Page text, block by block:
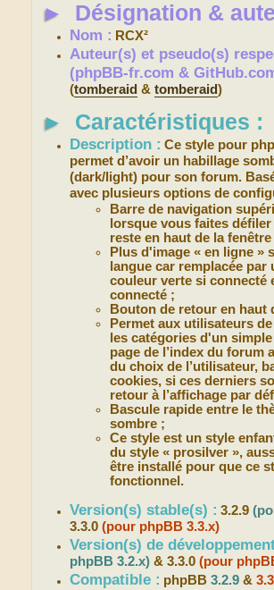
► Désignation &
Nom : RCX²
Auteur(s) et pseudo(s)
(phpBB-fr.com &
(tomberaid &tomberaid)
► Caractéristiques :
Description : Ce style pour
permet d’avoir un habillage
(dark/light) pour son forum.
avec plusieurs options de
Barre de navigation
lorsque vous faites
reste en haut de la
Plus d'image « en ligne »
langue car remplacée par
couleur verte si connecté
connecté ;
Bouton de retour en haut
Permet aux utilisateurs
les catégories d'un
page de l’index du forum
du choix de l’utilisateur,
cookies, si ces derniers
retour à l’affichage par
Bascule rapide entre le
sombre ;
Ce style est un style
du style « prosilver »,
être installé pour que ce
fonctionnel.
Version(s) stable(s) : 3.2.9
3.3.0(pour phpBB 3.3.x)
Version(s) de
phpBB 3.2.x) & 3.3.0(pour
Compatible : phpBB3.2.9 &